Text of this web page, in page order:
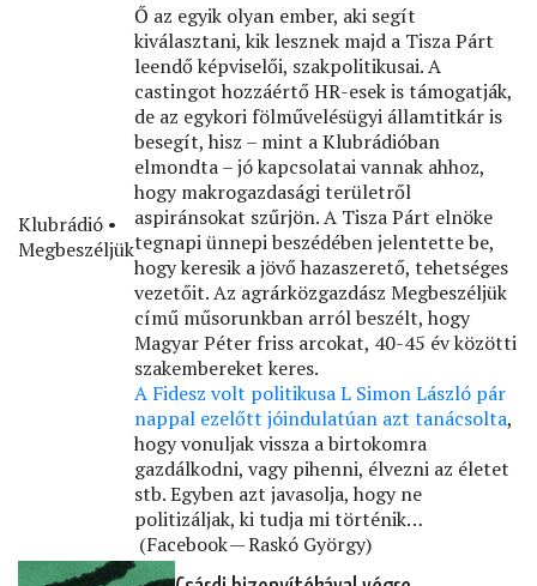
Klubrádió •
Megbeszéljük
Ő az egyik olyan ember, aki segít
kiválasztani, kik lesznek majd a Tisza Párt
leendő képviselői, szakpolitikusai. A
castingot hozzáértő HR-esek is támogatják,
de az egykori fölművelésügyi államtitkár is
besegít, hisz – mint a Klubrádióban
elmondta – jó kapcsolatai vannak ahhoz,
hogy makrogazdasági területről
aspiránsokat szűrjön. A Tisza Párt elnöke
tegnapi ünnepi beszédében jelentette be,
hogy keresik a jövő hazaszerető, tehetséges
vezetőit. Az agrárközgazdász Megbeszéljük
című műsorunkban arról beszélt, hogy
Magyar Péter friss arcokat, 40-45 év közötti
szakembereket keres.
A Fidesz volt politikusa L Simon László pár
nappal ezelőtt jóindulatúan azt tanácsolta,
hogy vonuljak vissza a birtokomra
gazdálkodni, vagy pihenni, élvezni az életet
stb. Egyben azt javasolja, hogy ne
politizáljak, ki tudja mi történik…
(Facebook — Raskó György)